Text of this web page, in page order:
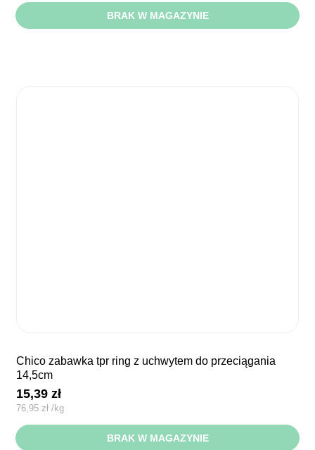
BRAK W MAGAZYNIE
chico zabawka tpr ring z uchwytem do przeciągania
14,5cm
15,39zł
76,95 zł /kg
BRAK W MAGAZYNIE